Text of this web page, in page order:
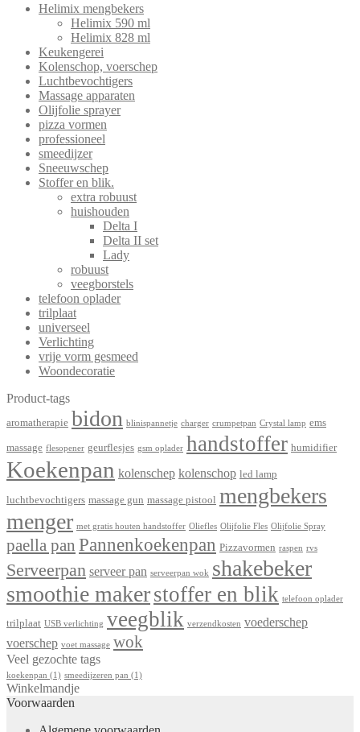
Helimix mengbekers
Helimix 590 ml
Helimix 828 ml
Keukengerei
Kolenschop, voerschep
Luchtbevochtigers
Massage apparaten
Olijfolie sprayer
pizza vormen
professioneel
smeedijzer
Sneeuwschep
Stoffer en blik.
extra robuust
huishouden
Delta I
Delta II set
Lady
robuust
veegborstels
telefoon oplader
trilplaat
universeel
Verlichting
vrije vorm gesmeed
Woondecoratie
Product-tags
aromatherapie bidon blinispannetje charger crumpetpan Crystal lamp ems
massage flesopener geurflesjes gsm oplader handstoffer humidifier
Koekenpan kolenschep kolenschop led lamp
luchtbevochtigers massage gun massage pistool mengbekers
menger met gratis houten handstoffer Oliefles Olijfolie Fles Olijfolie Spray
paella pan Pannenkoekenpan Pizzavormen raspen rvs
Serveerpan serveer pan serveerpan wok shakebeker
smoothie makerstoffer en blik telefoon oplader
trilplaat USB verlichting veegblik verzendkosten voederschep
voerschep voet massage wok
Veel gezochte tags
koekenpan (1) smeedijzeren pan (1)
Winkelmandje
Voorwaarden